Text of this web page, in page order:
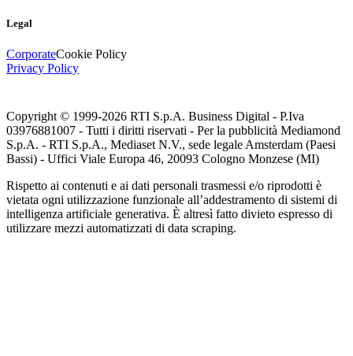
Legal
CorporateCookie Policy
Privacy Policy
Copyright © 1999-2026 RTI S.p.A. Business Digital - P.Iva
03976881007 - Tutti i diritti riservati - Per la pubblicità Mediamond
S.p.A. - RTI S.p.A., Mediaset N.V., sede legale Amsterdam (Paesi
Bassi) - Uffici Viale Europa 46, 20093 Cologno Monzese (MI)
Rispetto ai contenuti e ai dati personali trasmessi e/o riprodotti è
vietata ogni utilizzazione funzionale all’addestramento di sistemi di
intelligenza artificiale generativa. È altresì fatto divieto espresso di
utilizzare mezzi automatizzati di data scraping.